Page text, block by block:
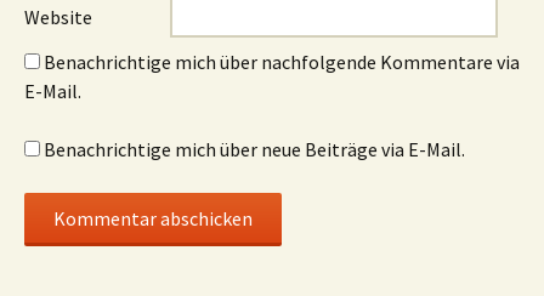
Website
Benachrichtige mich über nachfolgende Kommentare via
E-Mail.
Benachrichtige mich über neue Beiträge via E-Mail.